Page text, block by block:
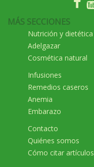
MÁS SECCIONES
Nutrición y dietética
Adelgazar
Cosmética natural
Infusiones
Remedios caseros
Anemia
Embarazo
Contacto
Quiénes somos
Cómo citar artículos